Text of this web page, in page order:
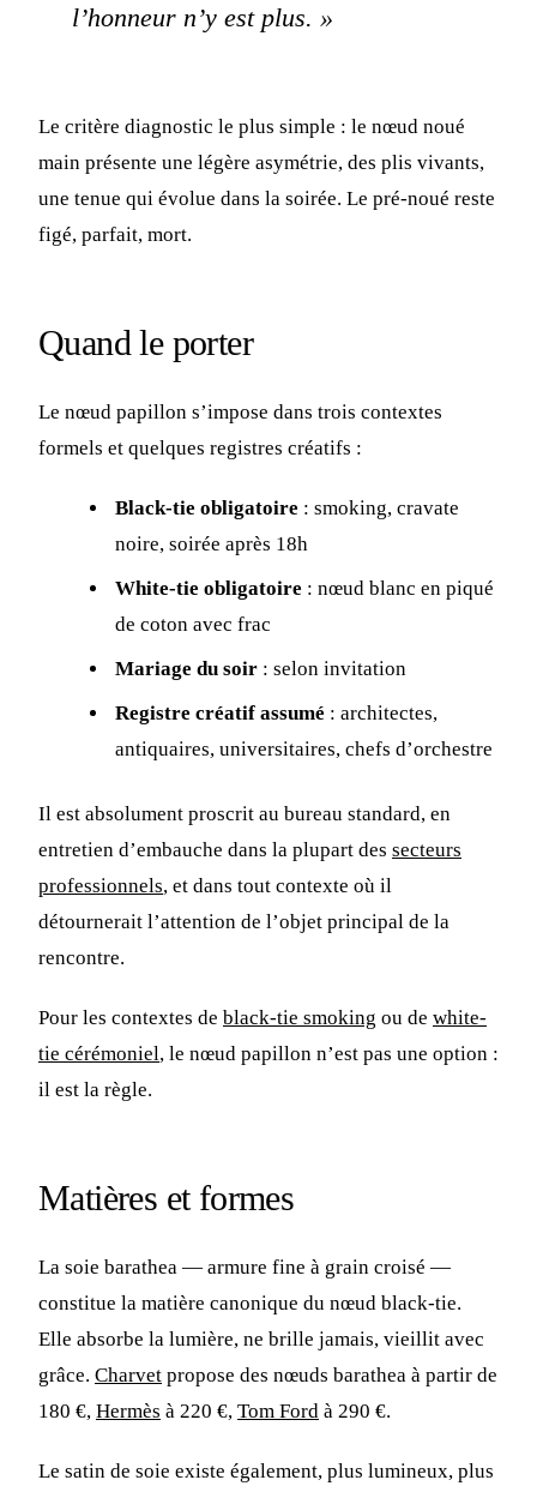
l’honneur n’y est plus. »
Le critère diagnostic le plus simple : le nœud noué
main présente une légère asymétrie, des plis vivants,
une tenue qui évolue dans la soirée. Le pré-noué reste
figé, parfait, mort.
Quand le porter
Le nœud papillon s’impose dans trois contextes
formels et quelques registres créatifs :
Black-tie obligatoire : smoking, cravate
noire, soirée après 18h
White-tie obligatoire : nœud blanc en piqué
de coton avec frac
Mariage du soir : selon invitation
Registre créatif assumé : architectes,
antiquaires, universitaires, chefs d’orchestre
Il est absolument proscrit au bureau standard, en
entretien d’embauche dans la plupart des secteurs
professionnels, et dans tout contexte où il
détournerait l’attention de l’objet principal de la
rencontre.
Pour les contextes de black-tie smoking ou de white-
tie cérémoniel, le nœud papillon n’est pas une option :
il est la règle.
Matières et formes
La soie barathea — armure fine à grain croisé —
constitue la matière canonique du nœud black-tie.
Elle absorbe la lumière, ne brille jamais, vieillit avec
grâce. Charvet propose des nœuds barathea à partir de
180 €, Hermès à 220 €, Tom Ford à 290 €.
Le satin de soie existe également, plus lumineux, plus